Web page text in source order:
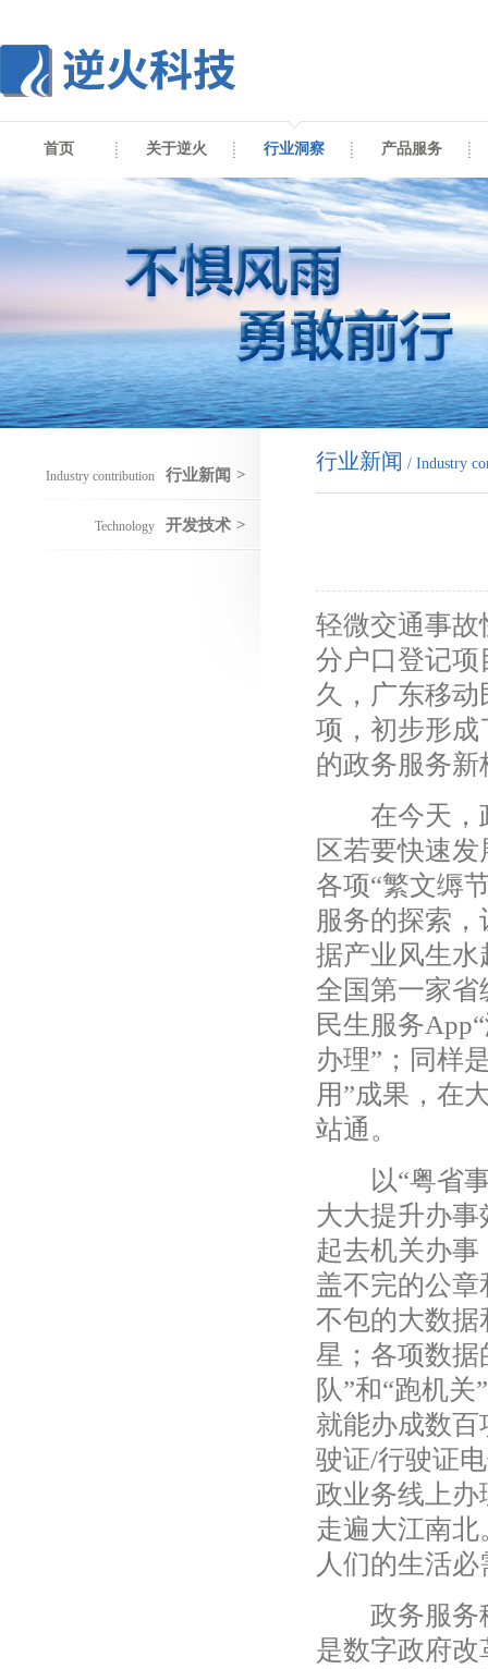
首页 关于逆火 行业洞察 产品服务
Industry contribution 行业新闻 >
Technology 开发技术 >
行业新闻 / Industry
轻微交通事
分户口登记
久，广东移动
项，初步形
的政务服务新
在今天，政
区若要快速
各项“繁文缛
服务的探索
据产业风生水
全国第一家
民生服务
办理”；同样
用”成果，在
站通。
以“粤省事”
大大提升办
起去机关办
盖不完的公
不包的大数据
星；各项数据
队”和“跑机
就能办成数
驶证/行驶证
政业务线上
走遍大江南
人们的生活必
政务服务移
是数字政府